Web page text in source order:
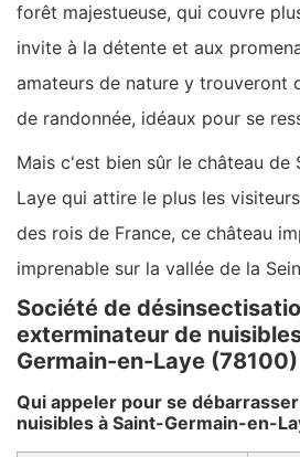
forêt majestueuse, qui couvre
invite à la détente et aux
amateurs de nature y trouveront
de randonnée, idéaux pour se
Mais c'est bien sûr le château de
Laye qui attire le plus les
des rois de France, ce château
imprenable sur la vallée de la
Société de
exterminateur de
Germain-en-Laye (78100)
Qui appeler pour se
nuisibles à Saint-Germain-en-